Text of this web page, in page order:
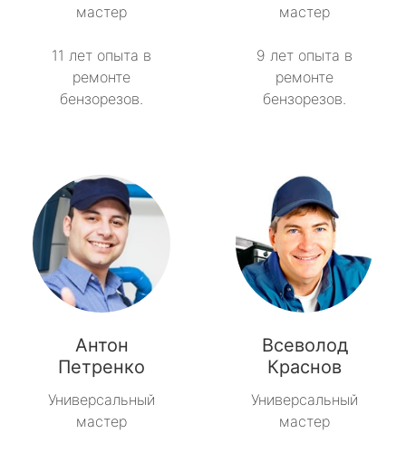
мастер
11 лет опыта в
ремонте
бензорезов.
мастер
9 лет опыта в
ремонте
бензорезов.
Антон
Петренко
Универсальный
мастер
Всеволод
Краснов
Универсальный
мастер